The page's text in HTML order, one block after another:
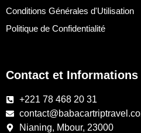
Conditions Générales d'Utilisation
Politique de Confidentialité
Contact et Informations
+221 78 468 20 31
Nianing, Mbour, 23000